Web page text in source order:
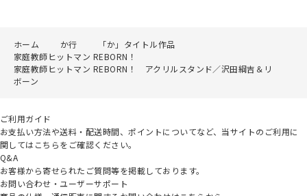
ホーム か行
「か」タイトル作品
家庭教師ヒットマン REBORN！
家庭教師ヒットマン REBORN！ アクリルスタンド／沢田綱吉＆リ
ボーン
ご利用ガイド
お支払い方法や送料・配送時間、ポイントについてなど、当サイトのご利用に
関してはこちらをご確認ください。
Q&A
お客様から寄せられたご質問等を掲載しております。
お問い合わせ・ユーザーサポート